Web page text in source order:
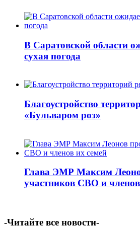
В Саратовской области
сухая погода
Благоустройство
«Бульваром роз»
Глава ЭМР Максим
участников СВО и
-Читайте все новости-